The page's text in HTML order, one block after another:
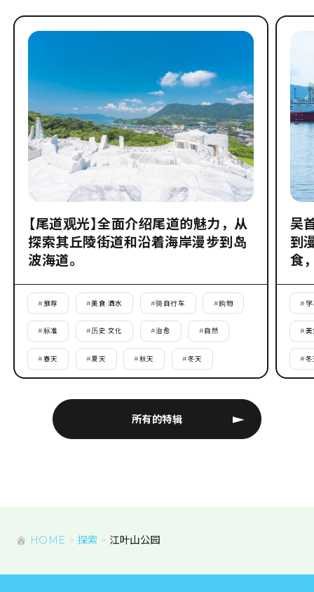
所有的特辑
【尾道观光】全面介绍尾道的魅力，从
探索其丘陵街道和沿着海岸漫步到岛
波海道。
#推荐 #美食·酒水 #骑自行车 #购物
#标准 #历史·文化 #治愈 #自然
#春天 #夏天 #秋天 #冬天
吴
到
食
# 学
#美
#冬
HOME 探索 江叶山公园